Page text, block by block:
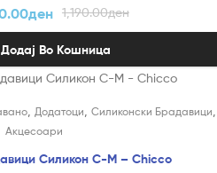
1,190.00ден
ден
Додај Во Кошница
, Додатоци Силиконски Брадавици
Акцесоари
Силикон С-М – Chicco